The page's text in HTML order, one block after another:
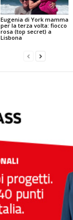
Eugenia di York mamma
per la terza volta: fiocco
rosa (top secret) a
Lisbona